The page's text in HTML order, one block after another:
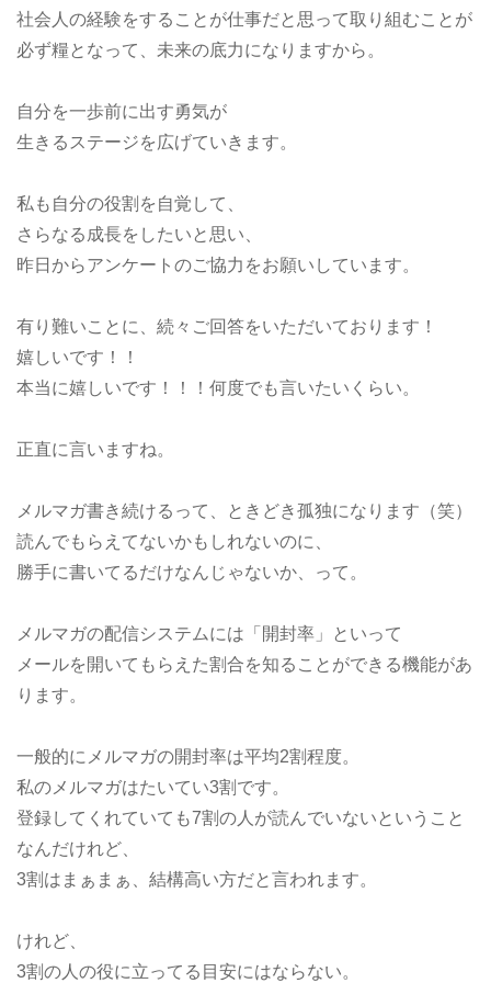
社会人の経験をすることが仕事だと思って取り組むことが
必ず糧となって、未来の底力になりますから。
自分を一歩前に出す勇気が
生きるステージを広げていきます。
私も自分の役割を自覚して、
さらなる成長をしたいと思い、
昨日からアンケートのご協力をお願いしています。
有り難いことに、続々ご回答をいただいております！
嬉しいです！！
本当に嬉しいです！！！何度でも言いたいくらい。
正直に言いますね。
メルマガ書き続けるって、ときどき孤独になります（笑）
読んでもらえてないかもしれないのに、
勝手に書いてるだけなんじゃないか、って。
メルマガの配信システムには「開封率」といって
メールを開いてもらえた割合を知ることができる機能があ
ります。
一般的にメルマガの開封率は平均2割程度。
私のメルマガはたいてい3割です。
登録してくれていても7割の人が読んでいないということ
なんだけれど、
3割はまぁまぁ、結構高い方だと言われます。
けれど、
3割の人の役に立ってる目安にはならない。